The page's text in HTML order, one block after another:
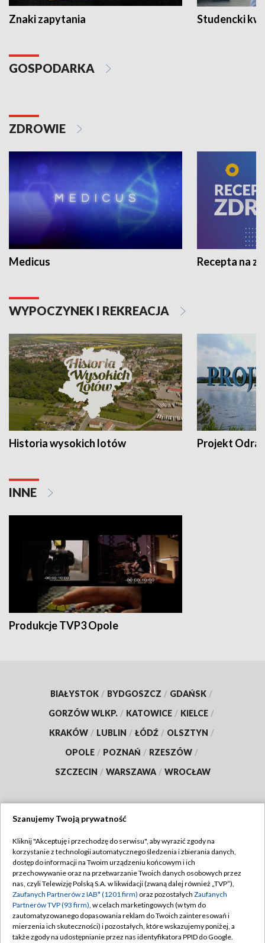
Znaki zapytania Studencki
GOSPODARKA
ZDROWIE
Medicus Recepta na
WYPOCZYNEK I REKREACJA
Historia wysokich lotów Projekt Odra
INNE
Produkcje TVP3 Opole
BIAŁYSTOK / BYDGOSZCZ / GDAŃSK /
GORZÓW WLKP. / KATOWICE / KIELCE /
KRAKÓW / LUBLIN / ŁÓDŹ / OLSZTYN /
OPOLE / POZNAŃ / RZESZÓW /
SZCZECIN / WARSZAWA / WROCŁAW
TVP
Abonament TVP
Emisja w TVP
Centrum informacji TVP
Naziemna Telewizja Cyfrowa
Regulamin TVP
Polityka prywatności
Moje zgody
Pomoc
Szanujemy Twoją prywatność
Kliknij "Akceptuję i przechodzę do serwisu", aby wyrazić zgody na
korzystanie z technologii automatycznego śledzenia i zbierania danych,
dostęp do informacji na Twoim urządzeniu końcowym i ich
przechowywanie oraz na przetwarzanie Twoich danych osobowych przez
nas, czyli Telewizję Polską S.A. w likwidacji (zwaną dalej również „TVP”),
Zaufanych Partnerów z IAB* (1201 firm) oraz pozostałych Zaufanych
Partnerów TVP (93 firm), w celach marketingowych (w tym do
zautomatyzowanego dopasowania reklam do Twoich zainteresowań i
mierzenia ich skuteczności) i pozostałych, które wskazujemy poniżej, a
także zgody na udostępnianie przez nas identyfikatora PPID do Google.